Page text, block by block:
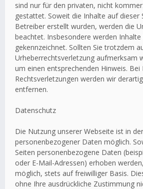
sind nur für den privaten, nicht
gestattet. Soweit die Inhalte auf dieser
Betreiber erstellt wurden, werden die
beachtet. Insbesondere werden
gekennzeichnet. Sollten Sie trotzdem
Urheberrechtsverletzung aufmerksam
um einen entsprechenden Hinweis.
Rechtsverletzungen werden wir
entfernen.
Datenschutz
Die Nutzung unserer Webseite ist in
personenbezogener Daten möglich.
Seiten personenbezogene Daten
oder E-Mail-Adressen) erhoben
möglich, stets auf freiwilliger Basis.
ohne Ihre ausdrückliche Zustimmung